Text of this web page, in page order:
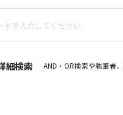
細検索 AND・OR検索や執筆者